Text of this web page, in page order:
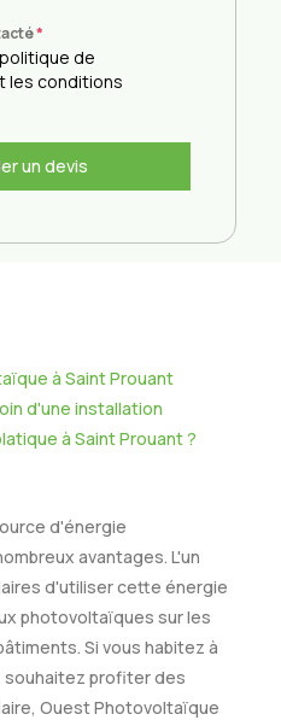
*
de
les conditions
un devis
à Saint Prouant
d'une installation
à Saint Prouant ?
d'énergie
avantages. L'un
d'utiliser cette énergie
photovoltaïques sur les
Si vous habitez à
souhaitez profiter des
Ouest Photovoltaïque